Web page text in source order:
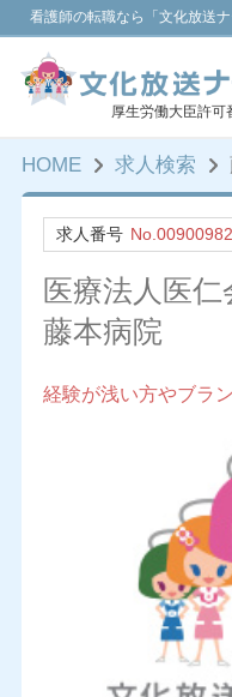
看護師の転職なら「文化放送
厚生労働大臣許
HOME 求人検索
求人番号
医療法人医仁
藤本病院
経験が浅い方やブラ